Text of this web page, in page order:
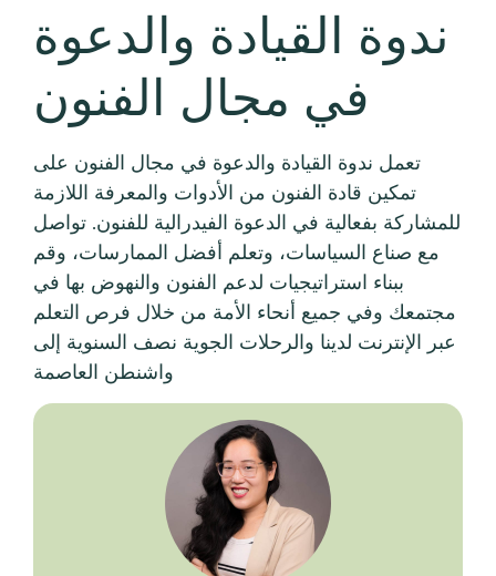
ندوة القيادة والدعوة
في مجال الفنون
تعمل ندوة القيادة والدعوة في مجال الفنون على
تمكين قادة الفنون من الأدوات والمعرفة اللازمة
للمشاركة بفعالية في الدعوة الفيدرالية للفنون. تواصل
مع صناع السياسات، وتعلم أفضل الممارسات، وقم
ببناء استراتيجيات لدعم الفنون والنهوض بها في
مجتمعك وفي جميع أنحاء الأمة من خلال فرص التعلم
عبر الإنترنت لدينا والرحلات الجوية نصف السنوية إلى
واشنطن العاصمة